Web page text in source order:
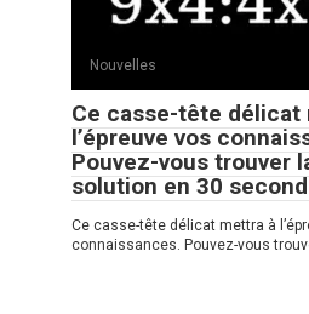
Nouvelles
Ce casse-tête délicat
l’épreuve vos
Pouvez-vous trouver
solution en 30
Ce casse-tête délicat mettra à
connaissances. Pouvez-vous